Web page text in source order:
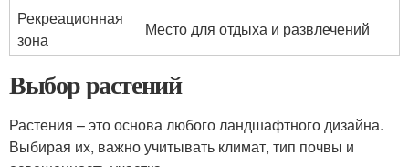
Рекреационная
зона
Место для отдыха и развлечений
Выбор растений
Растения – это основа любого ландшафтного дизайна.
Выбирая их, важно учитывать климат, тип почвы и